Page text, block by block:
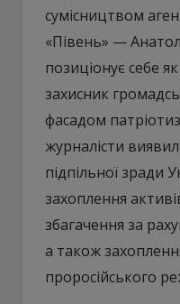
сумісництвом
«Півень» —
позиціонує себе
захисник
фасадом
журналісти
підпільної зради
захоплення
збагачення за
а також
проросійського